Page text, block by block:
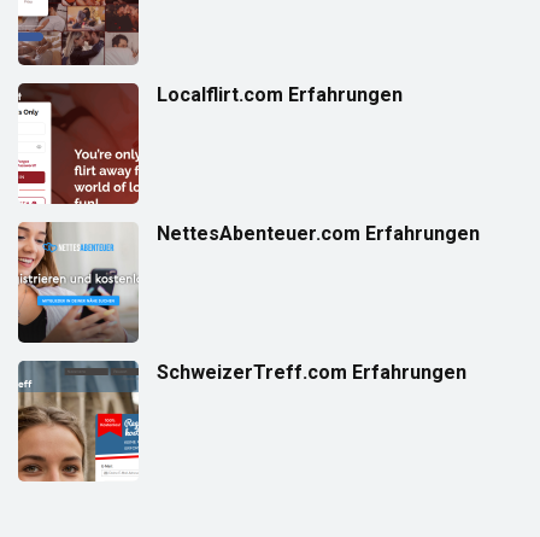
Localflirt.com Erfahrungen
NettesAbenteuer.com Erfahrungen
SchweizerTreff.com Erfahrungen